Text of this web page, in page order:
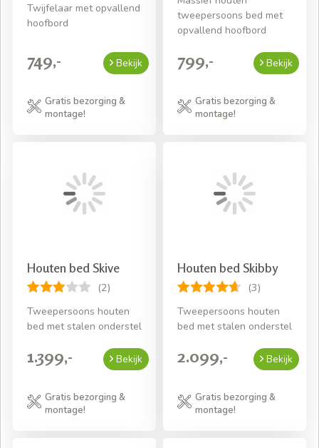
Twijfelaar met opvallend
hoofbord
749,- Bekijk
Gratis bezorging &
montage!
tweepersoons bed met
opvallend hoofbord
799,- Bekijk
Gratis bezorging &
montage!
Houten bed Skive
(2)
Tweepersoons houten
bed met stalen onderstel
1.399,- Bekijk
Gratis bezorging &
montage!
Houten bed Skibby
(3)
Tweepersoons houten
bed met stalen onderstel
2.099,- Bekijk
Gratis bezorging &
montage!